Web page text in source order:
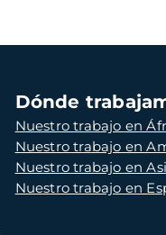
Dónde
Nuestro trabajo en
Nuestro trabajo en
Nuestro trabajo en
Nuestro trabajo en